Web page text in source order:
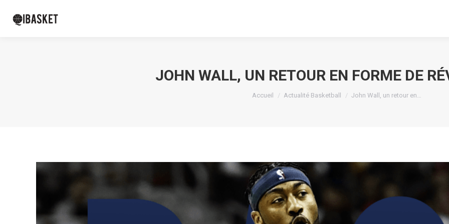
JOHN WALL, UN RETOUR EN FORME DE
Vous êtes ici :
Accueil Actualité Basketball John Wall, un retour en…